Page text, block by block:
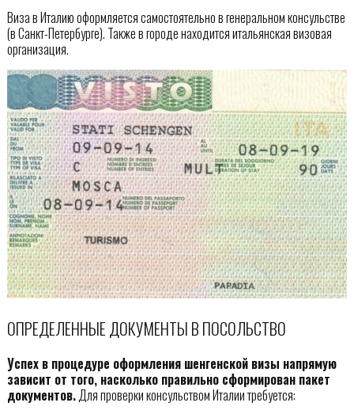
Виза в Италию оформляется самостоятельно в генеральном консульстве
(в Санкт-Петербурге). Также в городе находится итальянская визовая
организация.
ОПРЕДЕЛЕННЫЕ ДОКУМЕНТЫ В ПОСОЛЬСТВО
Успех в процедуре оформления шенгенской визы напрямую
зависит от того, насколько правильно сформирован пакет
документов.Для проверки консульством Италии требуется: